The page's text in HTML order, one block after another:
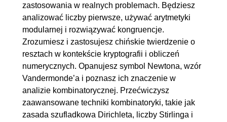
kongruencji
3. Kombinacje i symbol Newtona
3.1. Symbol Newtona
00:08:47
3.2. Kombinacje
00:08:48
3.3. Sytuacje prowadzące do
kombinacji
00:04:58
00:10:12
zastosowania w realnych problemach. Będziesz
analizować liczby pierwsze, używać arytmetyki
modularnej i rozwiązywać kongruencje.
Zrozumiesz i zastosujesz chińskie twierdzenie o
resztach w kontekście kryptografii i obliczeń
numerycznych. Opanujesz symbol Newtona, wzór
Vandermonde’a i poznasz ich znaczenie w
analizie kombinatorycznej. Przećwiczysz
zaawansowane techniki kombinatoryki, takie jak
zasada szufladkowa Dirichleta, liczby Stirlinga i